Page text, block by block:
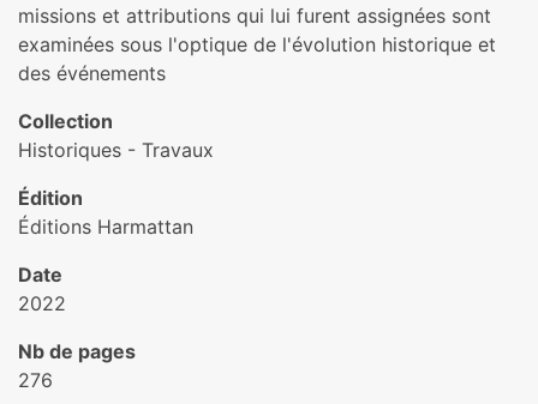
missions et attributions qui lui furent assignées sont
examinées sous l'optique de l'évolution historique et
des événements
Collection
Historiques - Travaux
Édition
Éditions Harmattan
Date
2022
Nb de pages
276